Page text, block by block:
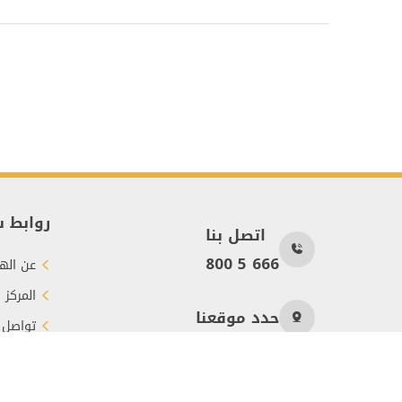
اتصل بنا
800 5 666
حدد موقعنا
عن